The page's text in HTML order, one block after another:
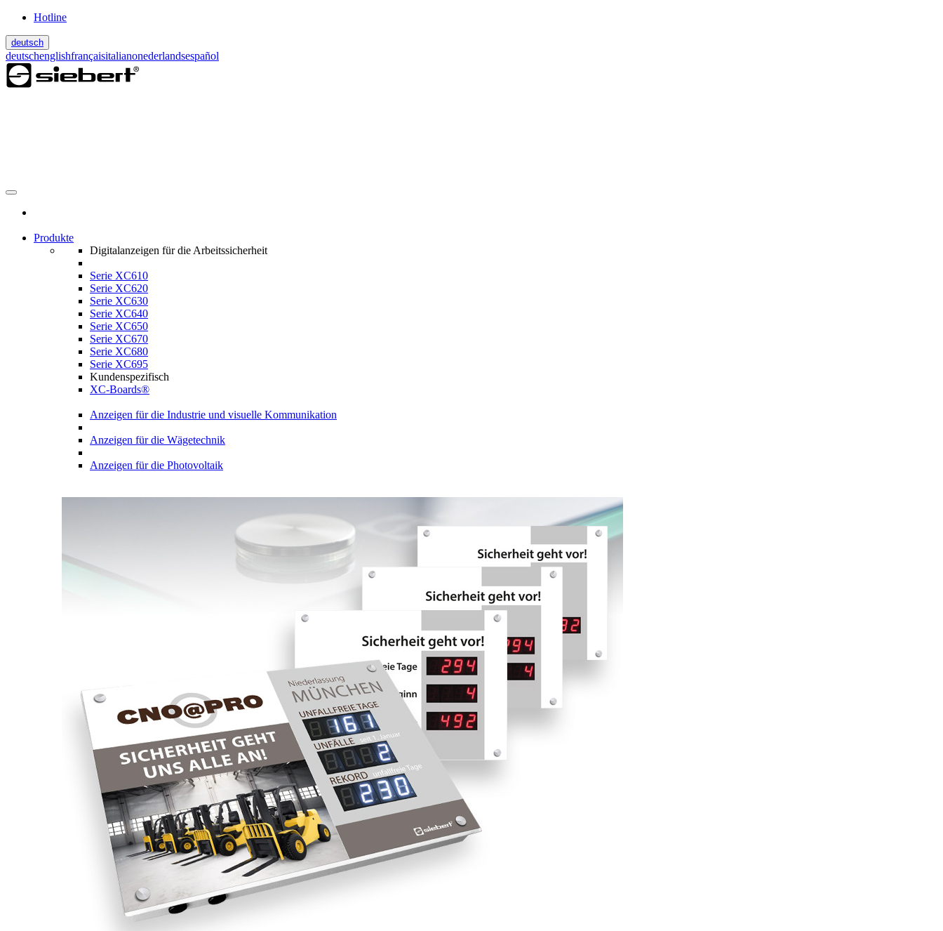
Hotline
deutsch
deutschenglishfrançaisitalianonederlandsespañol
Produkte
Digitalanzeigen für die Arbeitssicherheit
Serie XC610
Serie XC620
Serie XC630
Serie XC640
Serie XC650
Serie XC670
Serie XC680
Serie XC695
Kundenspezifisch
XC-Boards®
Anzeigen für die Industrie und visuelle Kommunikation
Anzeigen für die Wägetechnik
Anzeigen für die Photovoltaik